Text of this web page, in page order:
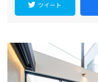
ツイート